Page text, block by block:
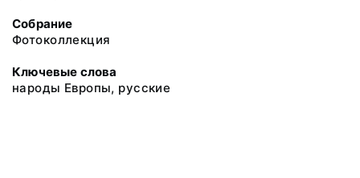
Собрание
Фотоколлекция
Ключевые слова
народы Европы, русские